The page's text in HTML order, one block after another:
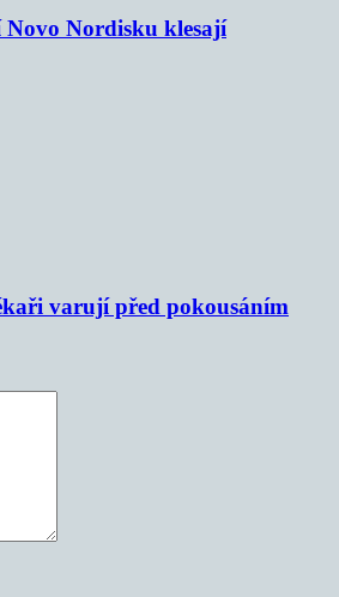
Nordisku klesají
varují před pokousáním